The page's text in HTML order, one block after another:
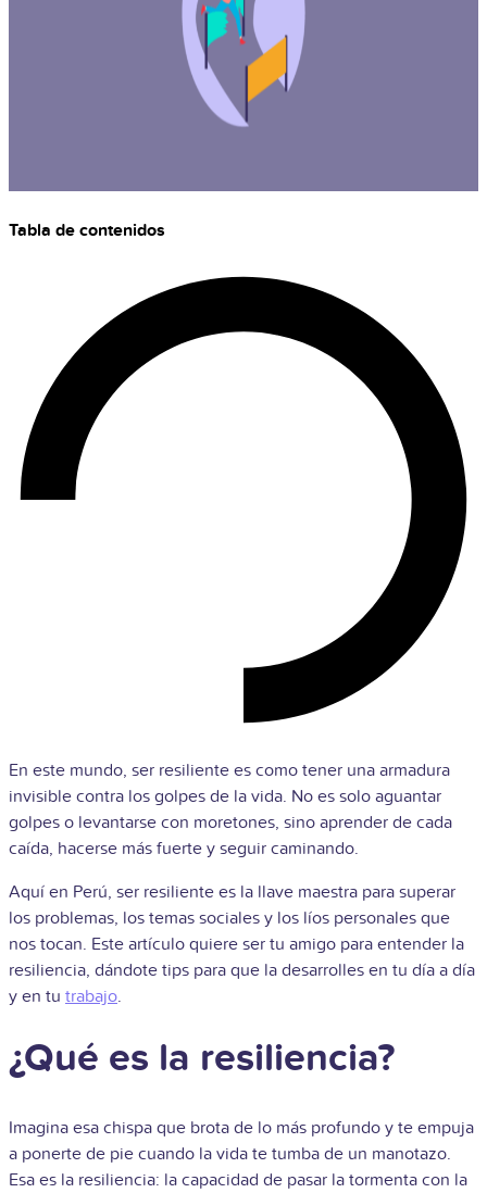
Tabla de contenidos
En este mundo, ser resiliente es como tener una armadura
invisible contra los golpes de la vida. No es solo aguantar
golpes o levantarse con moretones, sino aprender de cada
caída, hacerse más fuerte y seguir caminando.
Aquí en Perú, ser resiliente es la llave maestra para superar
los problemas, los temas sociales y los líos personales que
nos tocan. Este artículo quiere ser tu amigo para entender la
resiliencia, dándote tips para que la desarrolles en tu día a día
y en tu trabajo.
¿Qué es la resiliencia?
Imagina esa chispa que brota de lo más profundo y te empuja
a ponerte de pie cuando la vida te tumba de un manotazo.
Esa es la resiliencia: la capacidad de pasar la tormenta con la